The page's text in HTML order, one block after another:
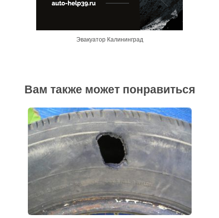
Эвакуатор Калининград
Вам также может понравиться